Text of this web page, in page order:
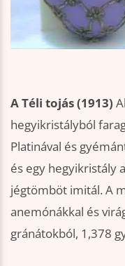
A Téli tojás (1913)
hegyikristályból
Platinával és
és egy hegyikristály
jégtömböt imitál. A
anemónákkal és
gránátokból, 1,378